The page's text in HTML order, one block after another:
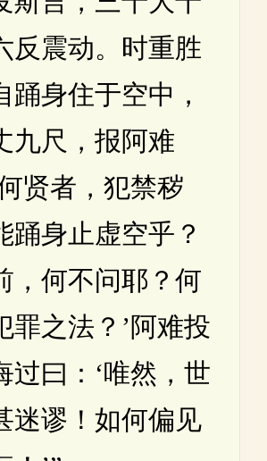
反震动。时重胜
踊身住于空中，
九尺，报阿难
贤者，犯禁秽
踊身止虚空乎？
，何不问耶？何
罪之法？’阿难投
过曰：‘唯然，世
迷谬！如何偏见